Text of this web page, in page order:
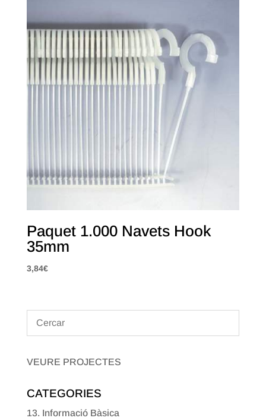
Paquet 1.000 Navets Hook
35mm
3,84€
VEURE PROJECTES
CATEGORIES
13. Informació Bàsica